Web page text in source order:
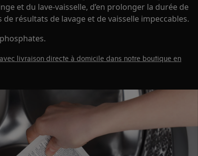
et du lave-vaisselle, d’en prolonger la durée de
résultats de lavage et de vaisselle impeccables.
livraison directe à domicile dans notre boutique en